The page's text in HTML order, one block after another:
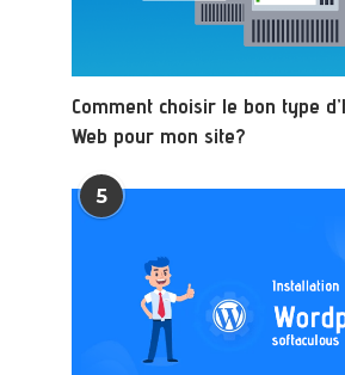
Comment choisir le bon type
Web pour mon site?
5